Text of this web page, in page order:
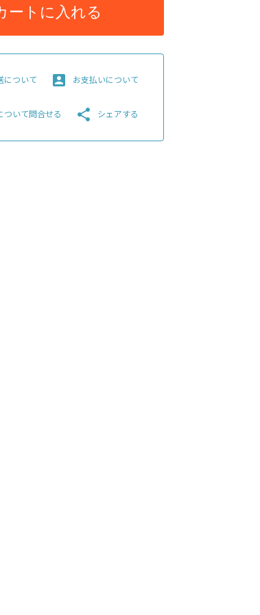
ートに入れる
について account_box お支払いについて
ついて問合せる share シェアする